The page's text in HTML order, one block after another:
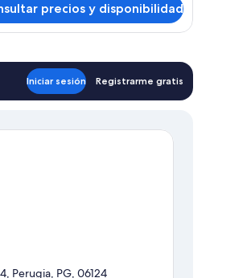
precios y disponibilidad
Iniciar sesión Registrarme gratis
Perugia, PG, 06124